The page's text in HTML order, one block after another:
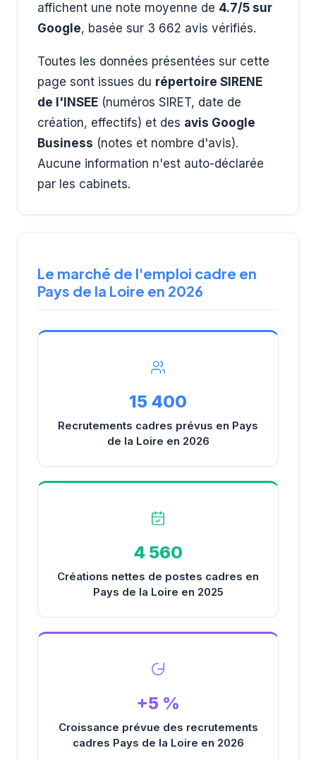
affichent une note moyenne de 4.7/5 sur
Google, basée sur 3 662 avis vérifiés.
Toutes les données présentées sur cette
page sont issues du répertoire SIRENE
de l'INSEE (numéros SIRET, date de
création, effectifs) et des avis Google
Business (notes et nombre d'avis).
Aucune information n'est auto-déclarée
par les cabinets.
Le marché de l'emploi cadre en
Pays de la Loire en 2026
15 400
Recrutements cadres prévus en Pays
de la Loire en 2026
4 560
Créations nettes de postes cadres en
Pays de la Loire en 2025
+5 %
Croissance prévue des recrutements
cadres Pays de la Loire en 2026